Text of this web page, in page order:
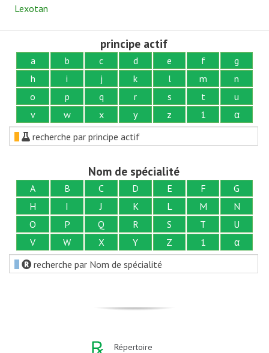
Lexotan
principe actif
a b c d e f
g
h
i j k l m
n
o
p q r s t
u
v
w x y z 1
α
recherche par principe actif
Nom de spécialité
A B C D E F
G
H
I J K L M
N
O
P Q R S T
U
V
W X Y Z 1
α
recherche par Nom de spécialité
Répertoire